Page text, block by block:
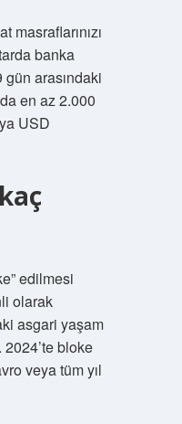
masraflarınızı
banka
gün arasındaki
en az 2.000
USD
edilmesi
olarak
asgari yaşam
bloke
veya tüm yıl